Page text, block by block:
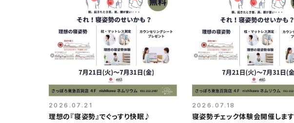
2026.07.21
理想の『寝姿勢』でぐっすり快眠♪
2026.07.18
寝姿勢チェック体験会開催します